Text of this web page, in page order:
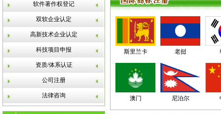
软件著作权登记
双软企业认定
高新技术企业认定
科技项目申报
资质/体系认证
公司注册
法律咨询
斯里兰卡 老挝
澳门 尼泊尔